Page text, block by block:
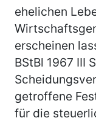
ehelichen
erscheinen
BStBl 1967 III
getroffene
für die